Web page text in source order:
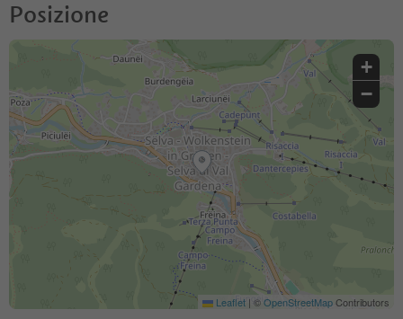
Posizione
+
−
Leaflet | ©OpenStreetMapContributors